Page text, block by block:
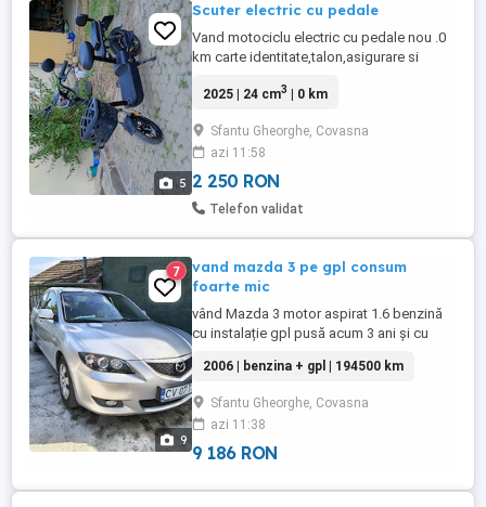
5
Scuter electric cu pedale
Vand motociclu electric cu pedale nou .0
km carte identitate,talon,asigurare si
Inmatriculata,se poate circula pe drumurile
2025 | 24 cm3 | 0 km
Sfantu Gheorghe, Covasna
azi 11:58
2 250 RON
Telefon validat
9
7
vand mazda 3 pe gpl consum
foarte mic
vând Mazda 3 motor aspirat 1.6 benzină
cu instalație gpl pusă acum 3 ani și cu
gaz, cu cauciucuri noi Hankook all
season, in perfecta stare mecanica, - AC, -
carpley, android auto -senzori spate, -
camera spate -faruri lupa -oglizi electrice
cu dezaburire - revizii ...
2006 | benzina + gpl | 194500 km
Sfantu Gheorghe, Covasna
azi 11:38
9 186 RON